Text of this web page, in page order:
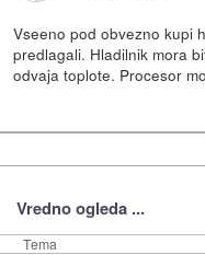
Vseeno pod obvezno kupi
predlagali. Hladilnik mora
odvaja toplote. Procesor
Vredno ogleda ...
Tema